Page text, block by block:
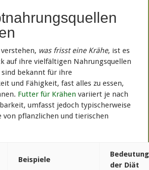
was frisst eine Krähe, ist es
auf ihre vielfältigen Nahrungsquellen
sind bekannt für ihre
und Fähigkeit, fast alles zu essen,
Futter für Krähen variiert je nach
umfasst jedoch typischerweise
von pflanzlichen und tierischen
Beispiele
der Diät